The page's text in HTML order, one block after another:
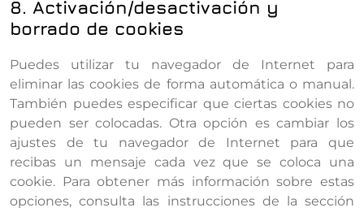
8. Activación/desactivación y
borrado de cookies
Puedes utilizar tu navegador de Internet para
eliminar las cookies de forma automática o manual.
También puedes especificar que ciertas cookies no
pueden ser colocadas. Otra opción es cambiar los
ajustes de tu navegador de Internet para que
recibas un mensaje cada vez que se coloca una
cookie. Para obtener más información sobre estas
opciones, consulta las instrucciones de la sección